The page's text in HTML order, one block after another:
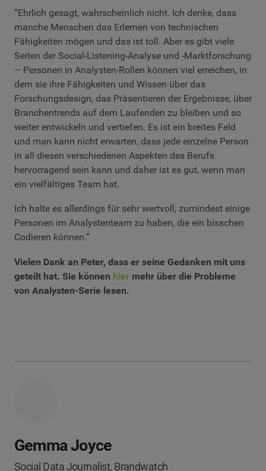
“Ehrlich gesagt, wahrscheinlich nicht. Ich denke, dass
manche Menschen das Erlernen von technischen
Fähigkeiten mögen und das ist toll. Aber es gibt viele
Seiten der Social-Listening-Analyse und -Marktforschung
– Personen in Analysten-Rollen können viel erreichen, in
dem sie ihre Fähigkeiten und Wissen über das
Forschungsdesign, das Präsentieren der Ergebnisse, über
Branchentrends auf dem Laufenden zu bleiben und so
weiter entwickeln und vertiefen. Es ist ein breites Feld
und man kann nicht erwarten, dass jede einzelne Person
in all diesen verschiedenen Aspekten des Berufs
hervorragend sein kann und daher ist es gut, wenn man
ein vielfältiges Team hat.
Ich halte es allerdings für sehr wertvoll, zumindest einige
Personen im Analystenteam zu haben, die ein bisschen
Codieren können.”
Vielen Dank an Peter, dass er seine Gedanken mit uns
geteilt hat. Sie können hier mehr über die Probleme
von Analysten-Serie lesen.
Gemma Joyce
Social Data Journalist, Brandwatch